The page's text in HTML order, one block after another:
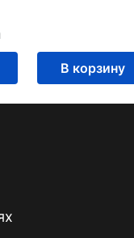
В корзину